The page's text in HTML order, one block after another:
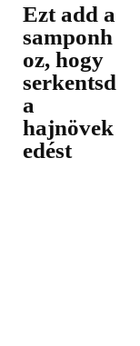
Ezt add a
samponh
oz, hogy
serkentsd
a
hajnövek
edést